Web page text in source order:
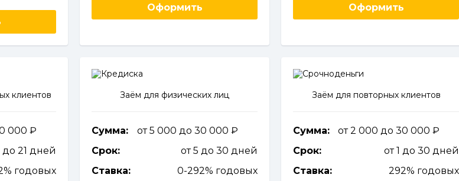
Оформить Оформить
клиентов
000
до 21 дней
годовых
Заём для физических лиц
Сумма:
от 5 000 до 30 000
Срок:
от 5 до 30 дней
Ставка:
0-292% годовых
Заём для повторных клиентов
Сумма:
от 2 000 до 30 000
Срок:
от 1 до 30 дней
Ставка:
292% годовых